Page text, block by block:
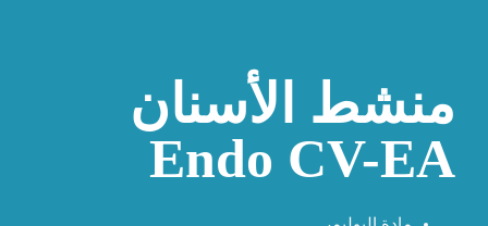
منشط الأسنان
Endo CV-EA